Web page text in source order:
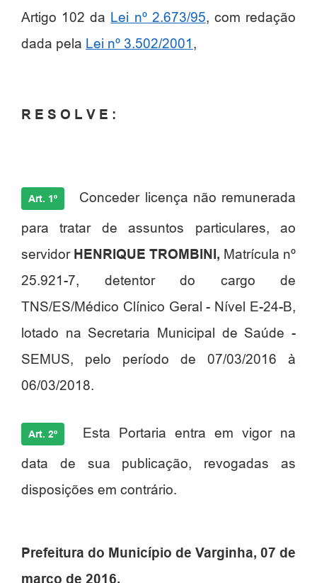
Artigo 102 da Lei nº 2.673/95, com redação
dada pela Lei nº 3.502/2001 ,
R E S O L V E :
Art. 1º Conceder licença não remunerada
para tratar de assuntos particulares, ao
servidor HENRIQUE TROMBINI, Matrícula nº
25.921-7, detentor do cargo de
TNS/ES/Médico Clínico Geral - Nível E-24-B,
lotado na Secretaria Municipal de Saúde -
SEMUS, pelo período de 07/03/2016 à
06/03/2018.
Art. 2º Esta Portaria entra em vigor na
data de sua publicação, revogadas as
disposições em contrário.
Prefeitura do Município de Varginha, 07 de
março de 2016.